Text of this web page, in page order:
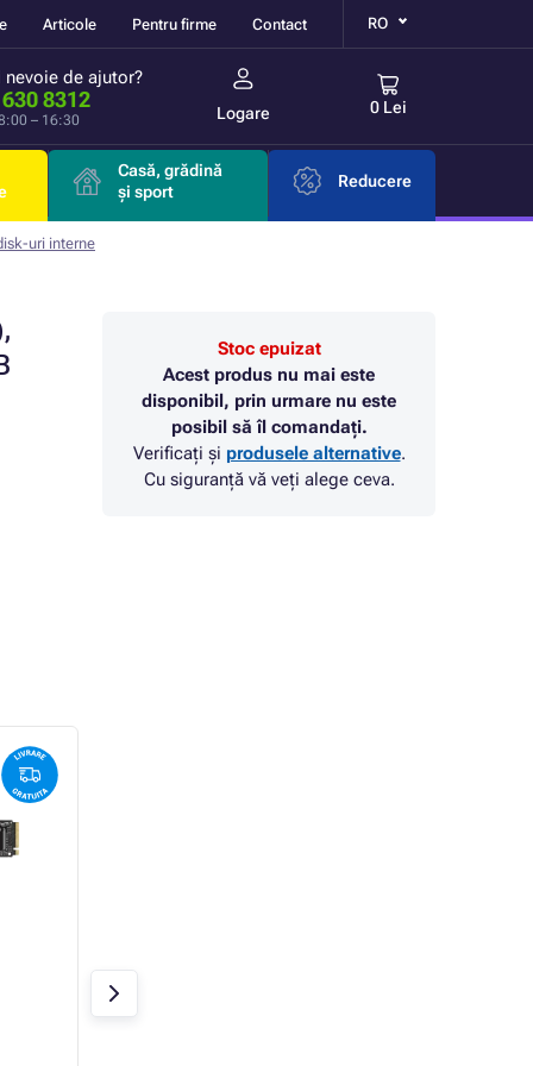
Articole Pentru firme Contact RO
nevoie de ajutor?
8312
– 16:30 Logare 0 Lei
Casă, grădină
și sport
Reducere
uri interne
Stoc epuizat
Acest produs nu mai este
disponibil, prin urmare nu este
posibil să îl comandați.
Verificați și produsele alternative.
Cu siguranță vă veți alege ceva.
PCIe 5.0 NVMe M.2 SSD
- 2 TB